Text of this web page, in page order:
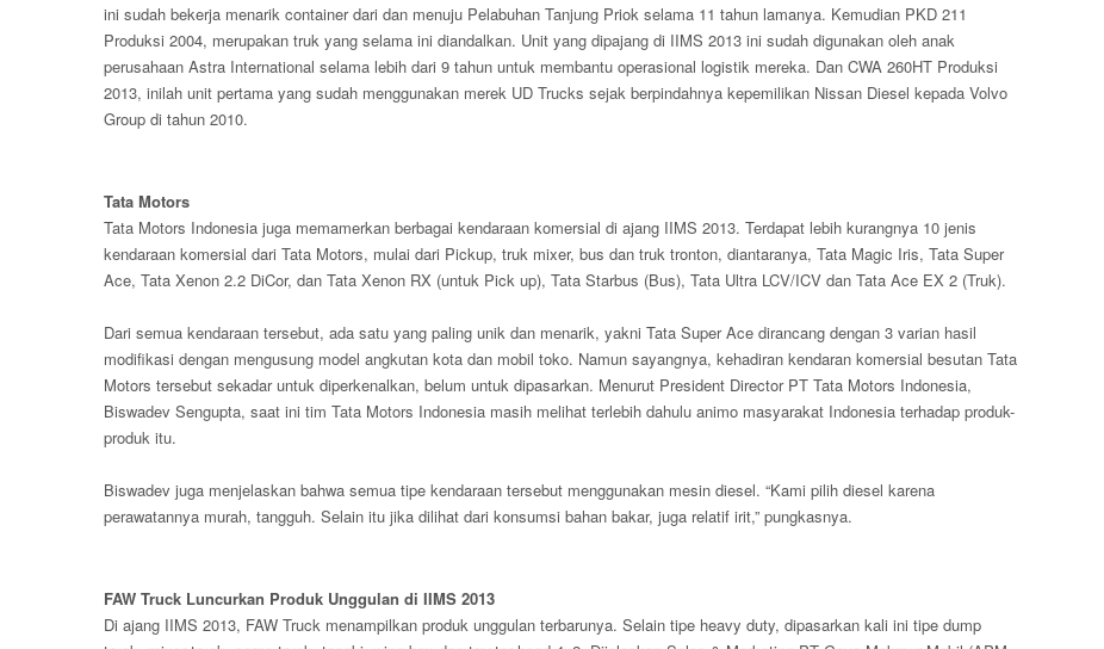
ini sudah bekerja menarik container dari dan menuju Pelabuhan Tanjung Priok selama 11 tahun lamanya. Kemudian PKD 211
Produksi 2004, merupakan truk yang selama ini diandalkan. Unit yang dipajang di IIMS 2013 ini sudah digunakan oleh anak
perusahaan Astra International selama lebih dari 9 tahun untuk membantu operasional logistik mereka. Dan CWA 260HT Produksi
2013, inilah unit pertama yang sudah menggunakan merek UD Trucks sejak berpindahnya kepemilikan Nissan Diesel kepada Volvo
Group di tahun 2010.
Tata Motors
Tata Motors Indonesia juga memamerkan berbagai kendaraan komersial di ajang IIMS 2013. Terdapat lebih kurangnya 10 jenis
kendaraan komersial dari Tata Motors, mulai dari Pickup, truk mixer, bus dan truk tronton, diantaranya, Tata Magic Iris, Tata Super
Ace, Tata Xenon 2.2 DiCor, dan Tata Xenon RX (untuk Pick up), Tata Starbus (Bus), Tata Ultra LCV/ICV dan Tata Ace EX 2 (Truk).
Dari semua kendaraan tersebut, ada satu yang paling unik dan menarik, yakni Tata Super Ace dirancang dengan 3 varian hasil
modifikasi dengan mengusung model angkutan kota dan mobil toko. Namun sayangnya, kehadiran kendaran komersial besutan Tata
Motors tersebut sekadar untuk diperkenalkan, belum untuk dipasarkan. Menurut President Director PT Tata Motors Indonesia,
Biswadev Sengupta, saat ini tim Tata Motors Indonesia masih melihat terlebih dahulu animo masyarakat Indonesia terhadap produk-
produk itu.
Biswadev juga menjelaskan bahwa semua tipe kendaraan tersebut menggunakan mesin diesel. “Kami pilih diesel karena
perawatannya murah, tangguh. Selain itu jika dilihat dari konsumsi bahan bakar, juga relatif irit,” pungkasnya.
FAW Truck Luncurkan Produk Unggulan di IIMS 2013
Di ajang IIMS 2013, FAW Truck menampilkan produk unggulan terbarunya. Selain tipe heavy duty, dipasarkan kali ini tipe dump